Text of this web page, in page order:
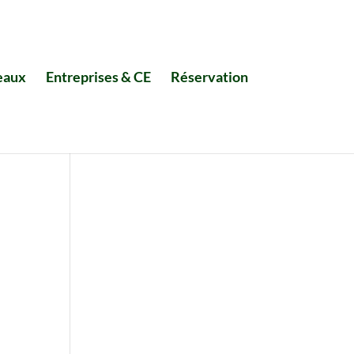
Entreprises & CE Réservation